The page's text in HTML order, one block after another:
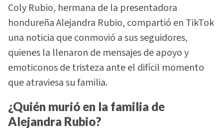
Coly Rubio, hermana de la presentadora
hondureña Alejandra Rubio, compartió en TikTok
una noticia que conmovió a sus seguidores,
quienes la llenaron de mensajes de apoyo y
emoticonos de tristeza ante el difícil momento
que atraviesa su familia.
¿Quién murió en la familia de
Alejandra Rubio?